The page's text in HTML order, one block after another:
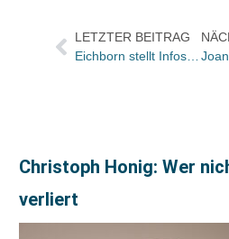
LETZTER BEITRAG
Eichborn stellt Infos online
Christoph Honig: Wer
verliert